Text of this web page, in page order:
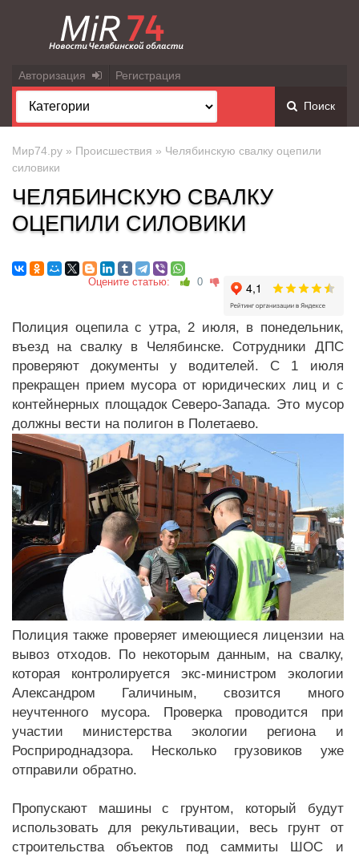
Авторизация Регистрация
Поиск
Мир74.ру » Происшествия » Челябинскую свалку оцепили
силовики
ЧЕЛЯБИНСКУЮ СВАЛКУ
ОЦЕПИЛИ СИЛОВИКИ
Оцените статью: 0
Полиция оцепила с утра, 2 июля, в понедельник,
въезд на свалку в Челябинске. Сотрудники ДПС
проверяют документы у водителей. С 1 июля
прекращен прием мусора от юридических лиц и с
контейнерных площадок Северо-Запада. Это мусор
должны вести на полигон в Полетаево.
Полиция также проверяет имеющиеся лицензии на
вывоз отходов. По некоторым данным, на свалку,
которая контролируется экс-министром экологии
Александром Галичиным, свозится много
неучтенного мусора. Проверка проводится при
участии министерства экологии региона и
Росприроднадзора. Несколько грузовиков уже
отправили обратно.
Пропускают машины с грунтом, который будут
использовать для рекультивации, весь грунт от
строительства объектов под саммиты ШОС и